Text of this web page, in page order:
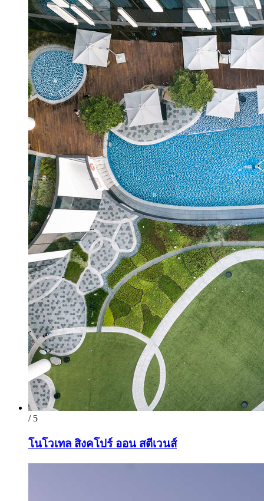
/ 5
โนโวเทล สิงคโปร์ ออน สตีเวนส์